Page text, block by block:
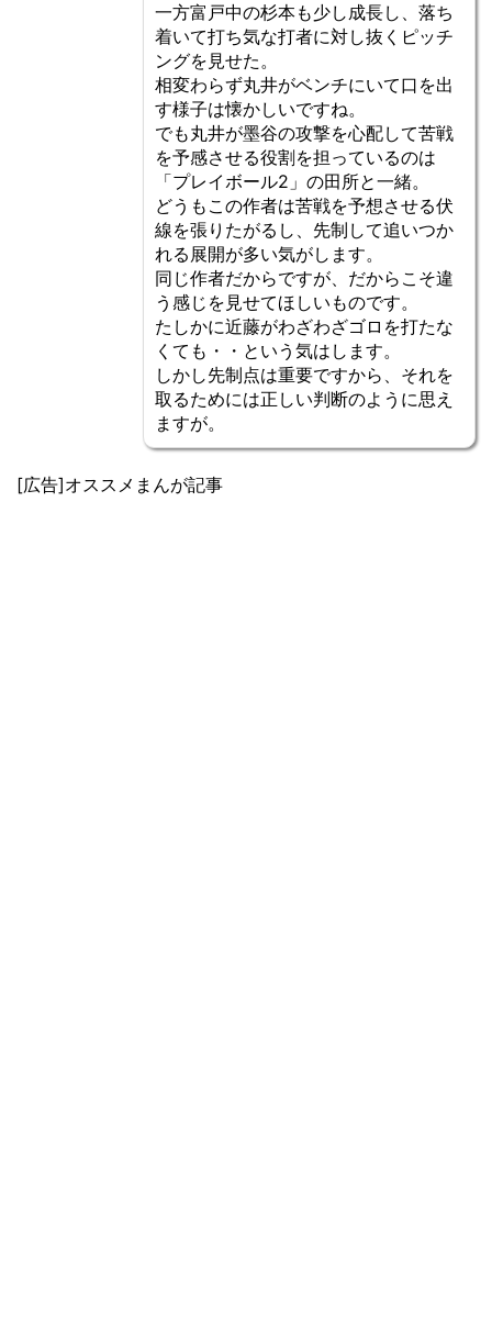
一方富戸中の杉本も少し成長し、落ち
着いて打ち気な打者に対し抜くピッチ
ングを見せた。
相変わらず丸井がベンチにいて口を出
す様子は懐かしいですね。
でも丸井が墨谷の攻撃を心配して苦戦
を予感させる役割を担っているのは
「プレイボール2」の田所と一緒。
どうもこの作者は苦戦を予想させる伏
線を張りたがるし、先制して追いつか
れる展開が多い気がします。
同じ作者だからですが、だからこそ違
う感じを見せてほしいものです。
たしかに近藤がわざわざゴロを打たな
くても・・という気はします。
しかし先制点は重要ですから、それを
取るためには正しい判断のように思え
ますが。
[広告]オススメまんが記事